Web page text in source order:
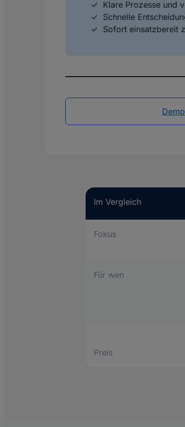
Klare Prozesse und
Schnelle
Sofort einsatzbereit
Im Vergleich
Fokus
Für wen
Preis